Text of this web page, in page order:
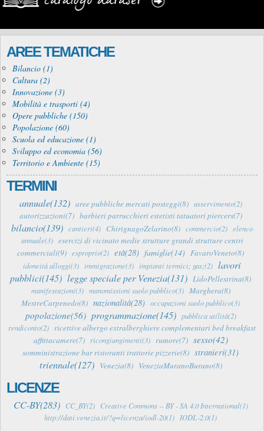
AREE TEMATICHE
Bilancio (1)
Cultura (2)
Innovazione (3)
Mobilità e trasporti (4)
Opere pubbliche (150)
Popolazione (60)
Scuola ed educazione (1)
Sviluppo ed economia (56)
Territorio e Ambiente (15)
TERMINI
annuale(132) aree pubbliche mercati posteggi(8) asservimento(2)
autorizzazioni(7) barbieri parrucchieri estetisti tatuatori piercers(7)
bilancio(139) cantieri(4) ChirignagoZelarino(8) commercio(2) elenco
annuale(3) esercizi di vicinato medie strutture grandi strutture centri
commerciali(9) esproprio(2) età(28) famiglie(14) FavaroVeneto(8)
idoneità alloggi(3) immigrazione(3) impianti termici; gas;(2) lavori
pubblici(145) legge speciale per Venezia(131) LidoPellestrina(8)
manifestazioni(3) manomissioni suolo pubblico(3) Marghera(8)
MestreCarpenedo(8) nazionalità(28) occupazioni suolo pubblico(3)
popolazione(56) programmazione(145) pubblica utilità(2)
rendiconto(2) ricettive albergo extralberghiere complementari bed breakfast
affittacamere(7)
ricongiungimenti(3) rumore(7) sesso(42)
somministrazione bar ristoranti trattorie pizzerie(8) stranieri(31)
triennale(127) Venezia(8) VeneziaMuranoBurano(8)
LICENZE
CC-BY(283) CC_BY(2)
Creative Commons -- BY - SA 4.0 International(1)
http://dati.venezia.it/?q=licenza/iodl-20(1)
IODL-2.0(1)